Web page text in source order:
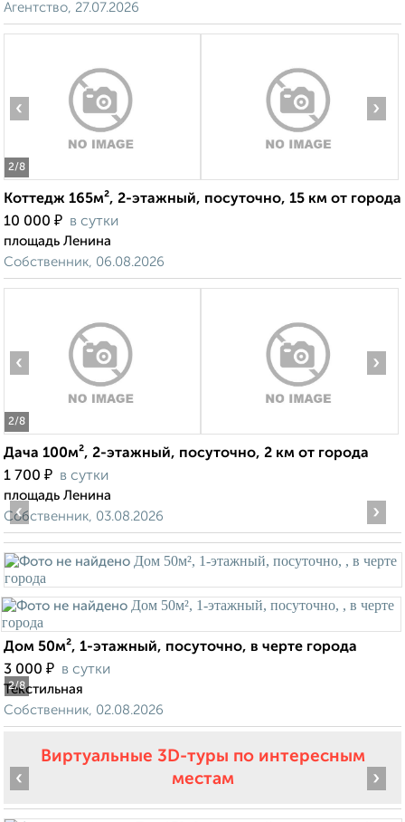
Агентство, 27.07.2026
2/8
‹ ›
Коттедж 165м², 2-этажный, посуточно, 15 км от города
10 000 ₽ в сутки
площадь Ленина
Собственник, 06.08.2026
2/8
‹ ›
Дача 100м², 2-этажный, посуточно, 2 км от города
1 700 ₽ в сутки
площадь Ленина
Собственник, 03.08.2026
2/8
‹ ›
Дом 50м², 1-этажный, посуточно, в черте города
3 000 ₽ в сутки
Текстильная
Собственник, 02.08.2026
Виртуальные 3D-туры по интересным
местам
‹ ›